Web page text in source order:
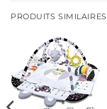
PRODUITS SIMILAIRES